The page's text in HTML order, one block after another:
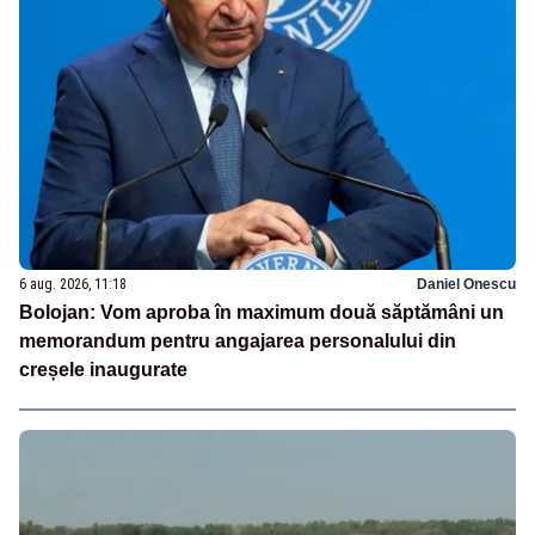
6 aug. 2026, 11:18 Daniel Onescu
Bolojan: Vom aproba în maximum două săptămâni un
memorandum pentru angajarea personalului din
creșele inaugurate